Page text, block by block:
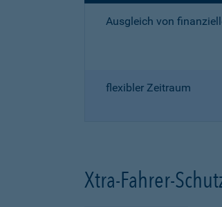
Ausgleich von
flexibler Zeitraum
Xtra-Fahrer-